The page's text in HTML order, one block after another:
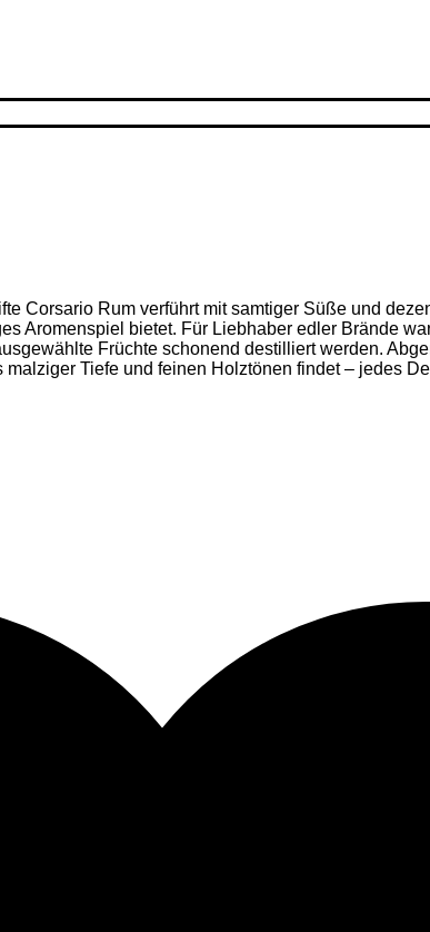
Corsario Rum verführt mit samtiger Süße und
Aromenspiel bietet. Für Liebhaber edler Brände
Früchte schonend destilliert werden.
Tiefe und feinen Holz­tönen findet – jedes